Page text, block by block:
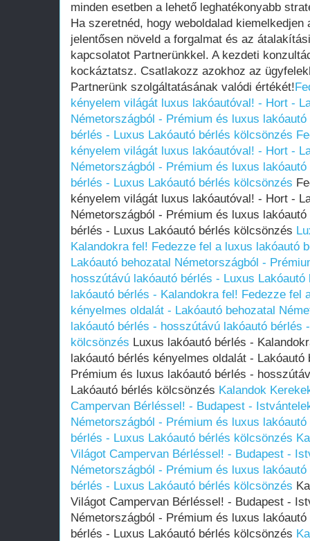
minden esetben a lehető leghatékonyabb
Ha szeretnéd, hogy weboldalad
jelentősen növeld a forgalmat és az
kapcsolatot Partnerünkkel. A kezdeti
kockáztatsz. Csatlakozz azokhoz az
Partnerünk szolgáltatásának valódi értékét!
kényelem világát luxus lakóautóval! - Hort -
Németországból - Prémium és luxus
bérlés - Luxus Lakóautó bérlés kölcsönzés
kényelem világát luxus lakóautóval! - Hort -
Németországból - Prémium és luxus
bérlés - Luxus Lakóautó bérlés kölcsönzés
kényelem világát luxus lakóautóval! - Hort -
Németországból - Prémium és luxus
bérlés - Luxus Lakóautó bérlés kölcsönzés
Kalandokra fel! Fedezze fel a luxus lakóautó
Lakóautó behozatal Németországból -
hosszútávú lakóautó bérlés - Luxus
lakóautó bérlés - Kalandokra fel! Fedezze fel
kényelmes oldalát - Lakóautó behozatal
lakóautó bérlés - hosszútávú lakóautó bérlés
kölcsönzés Luxus lakóautó bérlés -
lakóautó bérlés kényelmes oldalát -
Prémium és luxus lakóautó bérlés -
Lakóautó bérlés kölcsönzés Kalandok
Campervan Bérléssel! - Budapest -
Németországból - Prémium és luxus
bérlés - Luxus Lakóautó bérlés kölcsönzés
Világot Campervan Bérléssel! - Budapest -
Németországból - Prémium és luxus
bérlés - Luxus Lakóautó bérlés kölcsönzés
Világot Campervan Bérléssel! - Budapest -
Németországból - Prémium és luxus
bérlés - Luxus Lakóautó bérlés kölcsönzés